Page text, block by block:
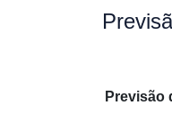
Previsão